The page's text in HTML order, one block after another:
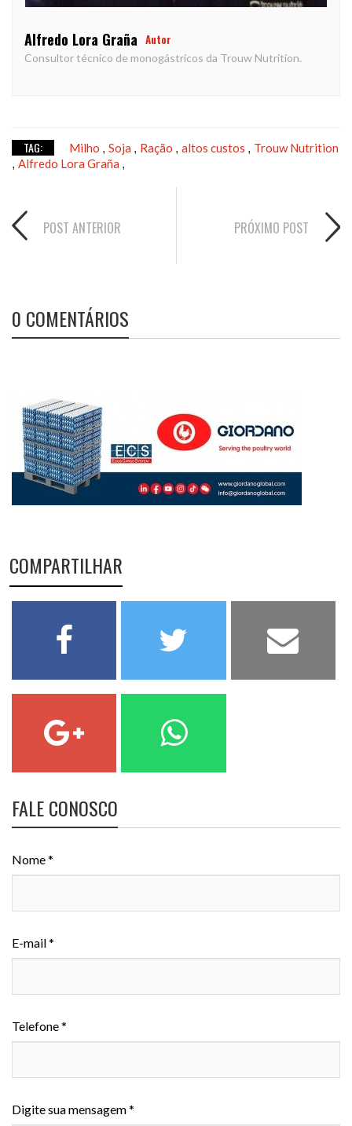
Alfredo Lora Graña Autor
Consultor técnico de monogástricos da Trouw Nutrition.
TAG: Milho , Soja , Ração , altos custos , Trouw Nutrition
, Alfredo Lora Graña ,
POST ANTERIOR PRÓXIMO POST
0 COMENTÁRIOS
COMPARTILHAR
FALE CONOSCO
Nome *
E-mail *
Telefone *
Digite sua mensagem *